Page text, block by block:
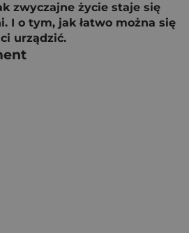
zwyczajne życie staje się
I o tym, jak łatwo można się
urządzić.